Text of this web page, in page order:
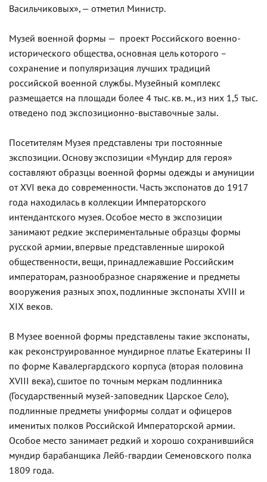
Васильчиковых», — отметил Министр.
Музей военной формы — проект Российского военно-
исторического общества, основная цель которого –
сохранение и популяризация лучших традиций
российской военной службы. Музейный комплекс
размещается на площади более 4 тыс. кв. м., из них 1,5 тыс.
отведено под экспозиционно-выставочные залы.
Посетителям Музея представлены три постоянные
экспозиции. Основу экспозиции «Мундир для героя»
составляют образцы военной формы одежды и амуниции
от XVI века до современности. Часть экспонатов до 1917
года находилась в коллекции Императорского
интендантского музея. Особое место в экспозиции
занимают редкие экспериментальные образцы формы
русской армии, впервые представленные широкой
общественности, вещи, принадлежавшие Российским
императорам, разнообразное снаряжение и предметы
вооружения разных эпох, подлинные экспонаты XVIII и
XIX веков.
В Музее военной формы представлены такие экспонаты,
как реконструированное мундирное платье Екатерины II
по форме Кавалергардского корпуса (вторая половина
XVIII века), сшитое по точным меркам подлинника
(Государственный музей-заповедник Царское Село),
подлинные предметы униформы солдат и офицеров
именитых полков Российской Императорской армии.
Особое место занимает редкий и хорошо сохранившийся
мундир барабанщика Лейб-гвардии Семеновского полка
1809 года.